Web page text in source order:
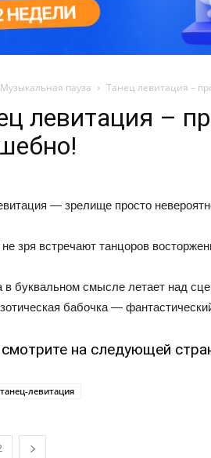
Музыкальная пауза Танец левитация –
левитация –
— зрелище просто
не зря встречают танцоров
буквальном смысле летает над
бабочка —
на следующей
танец-левитация